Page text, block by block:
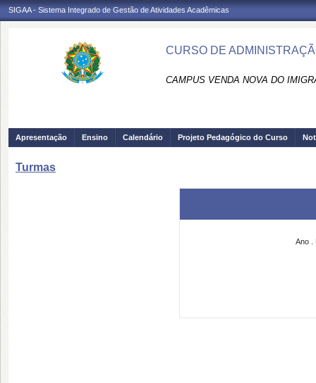
SIGAA - Sistema Integrado de Gestão de Atividades Acadêmicas
CURSO DE
CAMPUS VENDA NOVA DO
Apresentação Ensino Calendário Projeto Pedagógico do Curso
Turmas
Ano